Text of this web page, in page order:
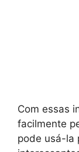
Com essas
facilmente
pode usá-la